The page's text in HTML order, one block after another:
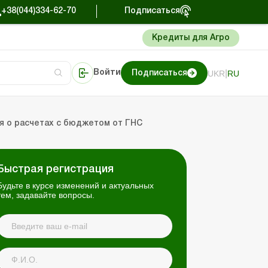
+38(044)334-62-70 Подписаться
Кредиты для Агро
Войти Подписаться UKR RU
о расчетах с бюджетом от ГНС
регистрация
в курсе изменений и актуальных
задавайте вопросы.